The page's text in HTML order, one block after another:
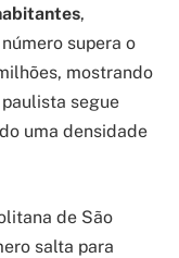
,
supera o
mostrando
segue
uma densidade
de São
salta para